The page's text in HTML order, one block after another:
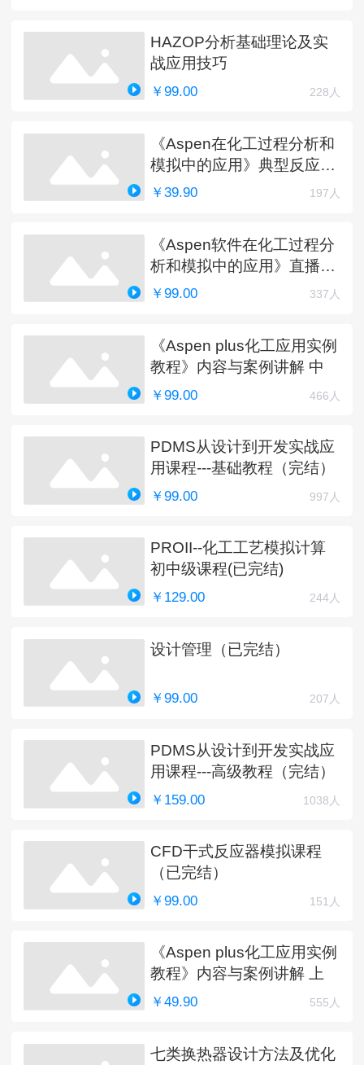
HAZOP分析基础理论及实
战应用技巧
￥99.00 228人
《Aspen在化工过程分析和
模拟中的应用》典型反应工
艺详解
￥39.90 197人
《Aspen软件在化工过程分
析和模拟中的应用》直播课
程（完）
￥99.00 337人
《Aspen plus化工应用实例
教程》内容与案例讲解 中
￥99.00 466人
PDMS从设计到开发实战应
用课程---基础教程（完结）
￥99.00 997人
PROII--化工工艺模拟计算
初中级课程(已完结)
￥129.00 244人
设计管理（已完结）
￥99.00 207人
PDMS从设计到开发实战应
用课程---高级教程（完结）
￥159.00 1038人
CFD干式反应器模拟课程
（已完结）
￥99.00 151人
《Aspen plus化工应用实例
教程》内容与案例讲解 上
￥49.90 555人
七类换热器设计方法及优化